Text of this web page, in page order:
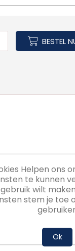
BESTEL
polyester,
optimaal
ter
blijft de
Helpen ons
te kunnen
gebruik wilt
stem je toe
Ok